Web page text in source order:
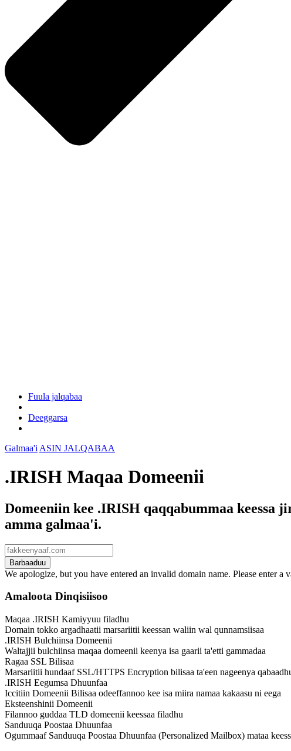
Fuula jalqabaa
Deeggarsa
Galmaa'i ASIN JALQABAA
.IRISH Maqaa Domeenii
Domeeniin kee .IRISH qaqqabummaa keessa
amma galmaa'i.
Barbaaduu
We apologize, but you have entered an invalid domain name. Please enter
Amaloota Dinqisiisoo
Maqaa .IRISH Kamiyyuu filadhu
Domain tokko argadhaatii marsariitii keessan waliin wal qunnamsiisaa
.IRISH Bulchiinsa Domeenii
Waltajjii bulchiinsa maqaa domeenii keenya isa gaarii ta'etti gammadaa
Ragaa SSL Bilisaa
Marsariitii hundaaf SSL/HTTPS Encryption bilisaa ta'een nageenya
.IRISH Eegumsa Dhuunfaa
Iccitiin Domeenii Bilisaa odeeffannoo kee isa miira namaa kakaasu ni eega
Eksteenshinii Domeenii
Filannoo guddaa TLD domeenii keessaa filadhu
Sanduuqa Poostaa Dhuunfaa
Ogummaaf Sanduuqa Poostaa Dhuunfaa (Personalized Mailbox) mataa